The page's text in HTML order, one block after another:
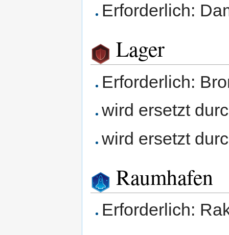
Erforderlich:
Lager
Erforderlich:
wird ersetzt
wird ersetzt
Raumhafen
Erforderlich: